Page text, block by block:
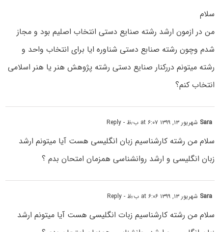
سلام
من در ازمون ارشد رشته صنایع دستی انتخاب اصلیم بود و مجاز
شدم وچون رشته صنابع دستی شناوره ایا برای انتخاب واحد و
رشته میتونم دررکنار صنایع دستی رشته پژوهش هنر یا هنر اسلامی
انتخاب کنم؟
Sara شهریور ۱۳, ۱۳۹۹ at ۶:۰۷ ب٫ظ - Reply
سلام من رشته کارشناسیم زبان انگلیسی هست آیا میتونم ارشد
زبان انگلیسی و ارشد روانشناسی همزمان امتحان بدم ؟
Sara شهریور ۱۳, ۱۳۹۹ at ۶:۰۶ ب٫ظ - Reply
سلام من رشته کارشناسیم زبات انگلیسی هست آیا میتونم ارشد